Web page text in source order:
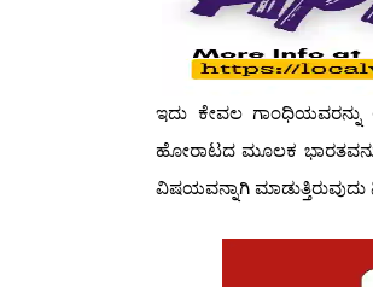
ಇದು ಕೇವಲ ಗಾಂಧಿಯವರನ್ನು
ಹೋರಾಟದ ಮೂಲಕ
ವಿಷಯವನ್ನಾಗಿ